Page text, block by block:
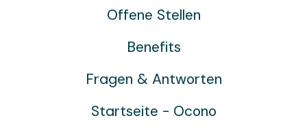
Offene Stellen
Benefits
Fragen & Antworten
Startseite - Ocono